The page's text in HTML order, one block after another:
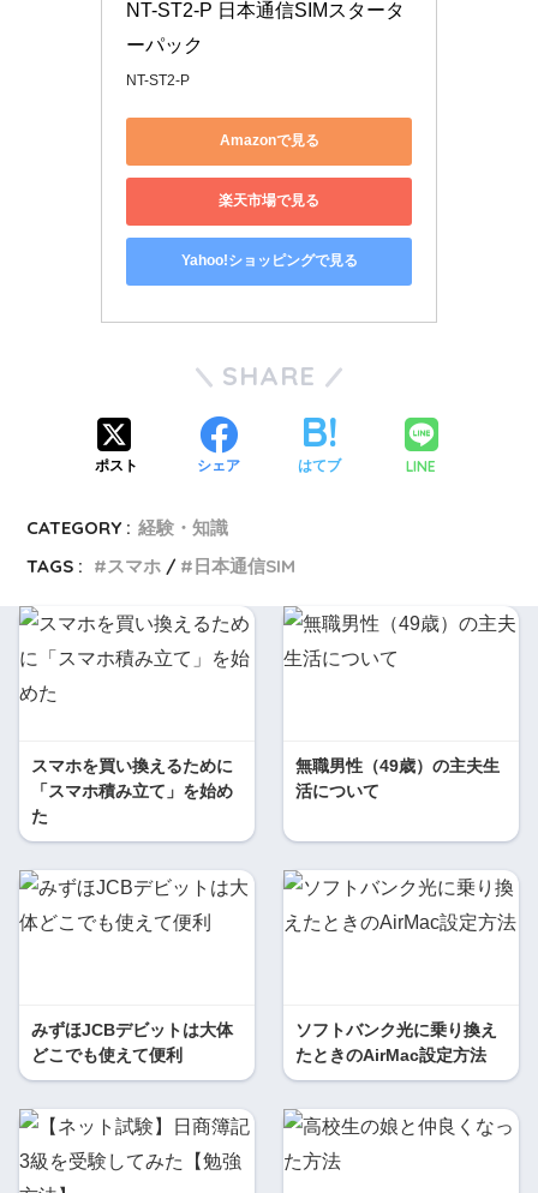
NT-ST2-P 日本通信SIMスタータ
ーパック
NT-ST2-P
Amazonで見る
楽天市場で見る
Yahoo!ショッピングで見る
SHARE
ポスト シェア はてブ LINE
CATEGORY : 経験・知識
TAGS :
スマホ 日本通信SIM
スマホを買い換えるために
「スマホ積み立て」を始め
た
無職男性（49歳）の主夫生
活について
みずほJCBデビットは大体
どこでも使えて便利
ソフトバンク光に乗り換え
たときのAirMac設定方法